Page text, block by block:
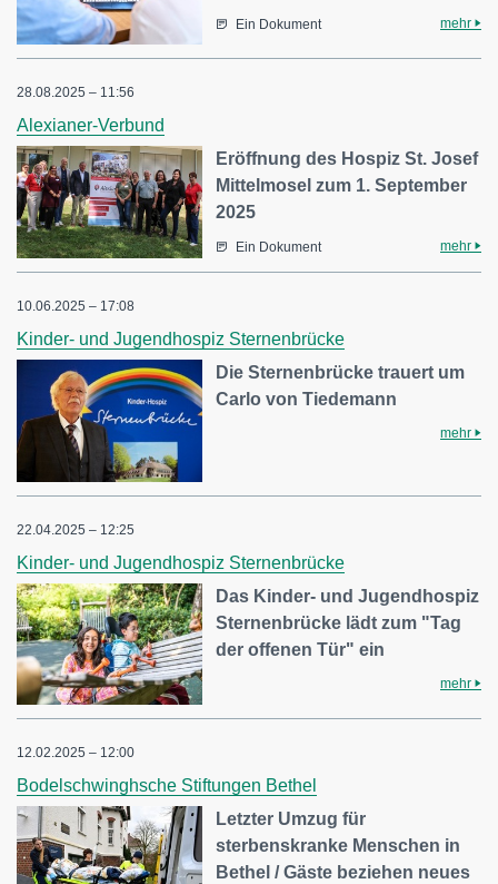
Ein Dokument mehr
28.08.2025 – 11:56
Alexianer-Verbund
Eröffnung des Hospiz St. Josef
Mittelmosel zum 1. September
2025
Ein Dokument mehr
10.06.2025 – 17:08
Kinder- und Jugendhospiz Sternenbrücke
Die Sternenbrücke trauert um
Carlo von Tiedemann
mehr
22.04.2025 – 12:25
Kinder- und Jugendhospiz Sternenbrücke
Das Kinder- und Jugendhospiz
Sternenbrücke lädt zum "Tag
der offenen Tür" ein
mehr
12.02.2025 – 12:00
Bodelschwinghsche Stiftungen Bethel
Letzter Umzug für
sterbenskranke Menschen in
Bethel / Gäste beziehen neues